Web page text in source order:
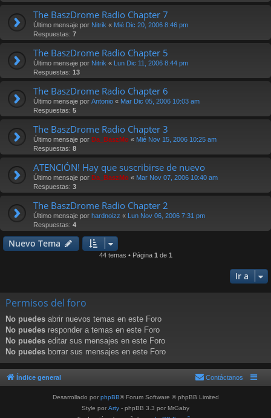
The BaszDrome Radio Chapter 7
Último mensaje por Nitrik « Mié Dic 20, 2006 8:46 pm
Respuestas: 7
The BaszDrome Radio Chapter 5
Último mensaje por Nitrik « Lun Dic 11, 2006 8:44 pm
Respuestas: 13
The BaszDrome Radio Chapter 6
Último mensaje por Antonio « Mar Dic 05, 2006 10:03 am
Respuestas: 5
The BaszDrome Radio Chapter 3
Último mensaje por Da_BaszMo « Mié Nov 15, 2006 10:25 am
Respuestas: 8
ATENCIÓN! Hay que suscribirse de nuevo
Último mensaje por Da_BaszMo « Mar Nov 07, 2006 10:40 am
Respuestas: 3
The BaszDrome Radio Chapter 2
Último mensaje por hardnoizz « Lun Nov 06, 2006 7:31 pm
Respuestas: 4
Nuevo Tema
44 temas • Página 1 de 1
Ir a
Permisos del foro
No puedes abrir nuevos temas en este Foro
No puedes responder a temas en este Foro
No puedes editar sus mensajes en este Foro
No puedes borrar sus mensajes en este Foro
Índice general Contáctanos
Desarrollado por phpBB® Forum Software © phpBB Limited
Style por Arty - phpBB 3.3 por MrGaby